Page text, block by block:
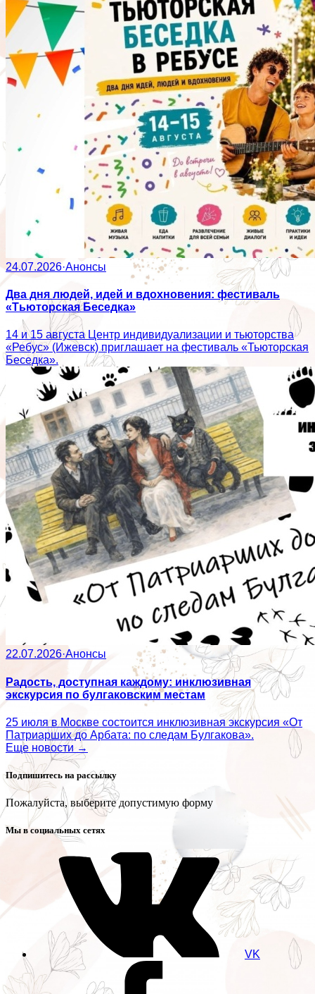
24.07.2026·Анонсы
Два дня людей, идей и вдохновения: фестиваль
«Тьюторская Беседка»
14 и 15 августа Центр индивидуализации и тьюторства
«Ребус» (Ижевск) приглашает на фестиваль «Тьюторская
Беседка».
22.07.2026·Анонсы
Радость, доступная каждому: инклюзивная
экскурсия по булгаковским местам
25 июля в Москве состоится инклюзивная экскурсия «От
Патриарших до Арбата: по следам Булгакова».
Еще новости →
Подпишитесь на рассылку
Пожалуйста, выберите допустимую форму
Мы в социальных сетях
VK